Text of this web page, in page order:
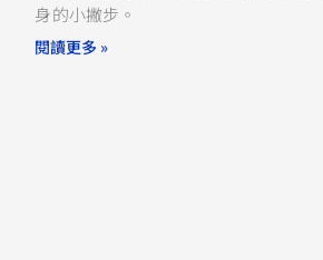
身的小撇步。
閱讀更多 »